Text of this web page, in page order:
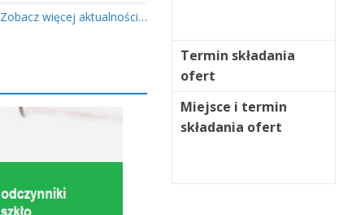
Termin składania
ofert
Miejsce i termin
składania ofert
Zobacz więcej aktualności…